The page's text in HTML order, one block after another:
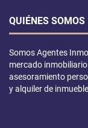
QUIÉNES SOMOS
Somos Agentes
mercado
asesoramiento
y alquiler de